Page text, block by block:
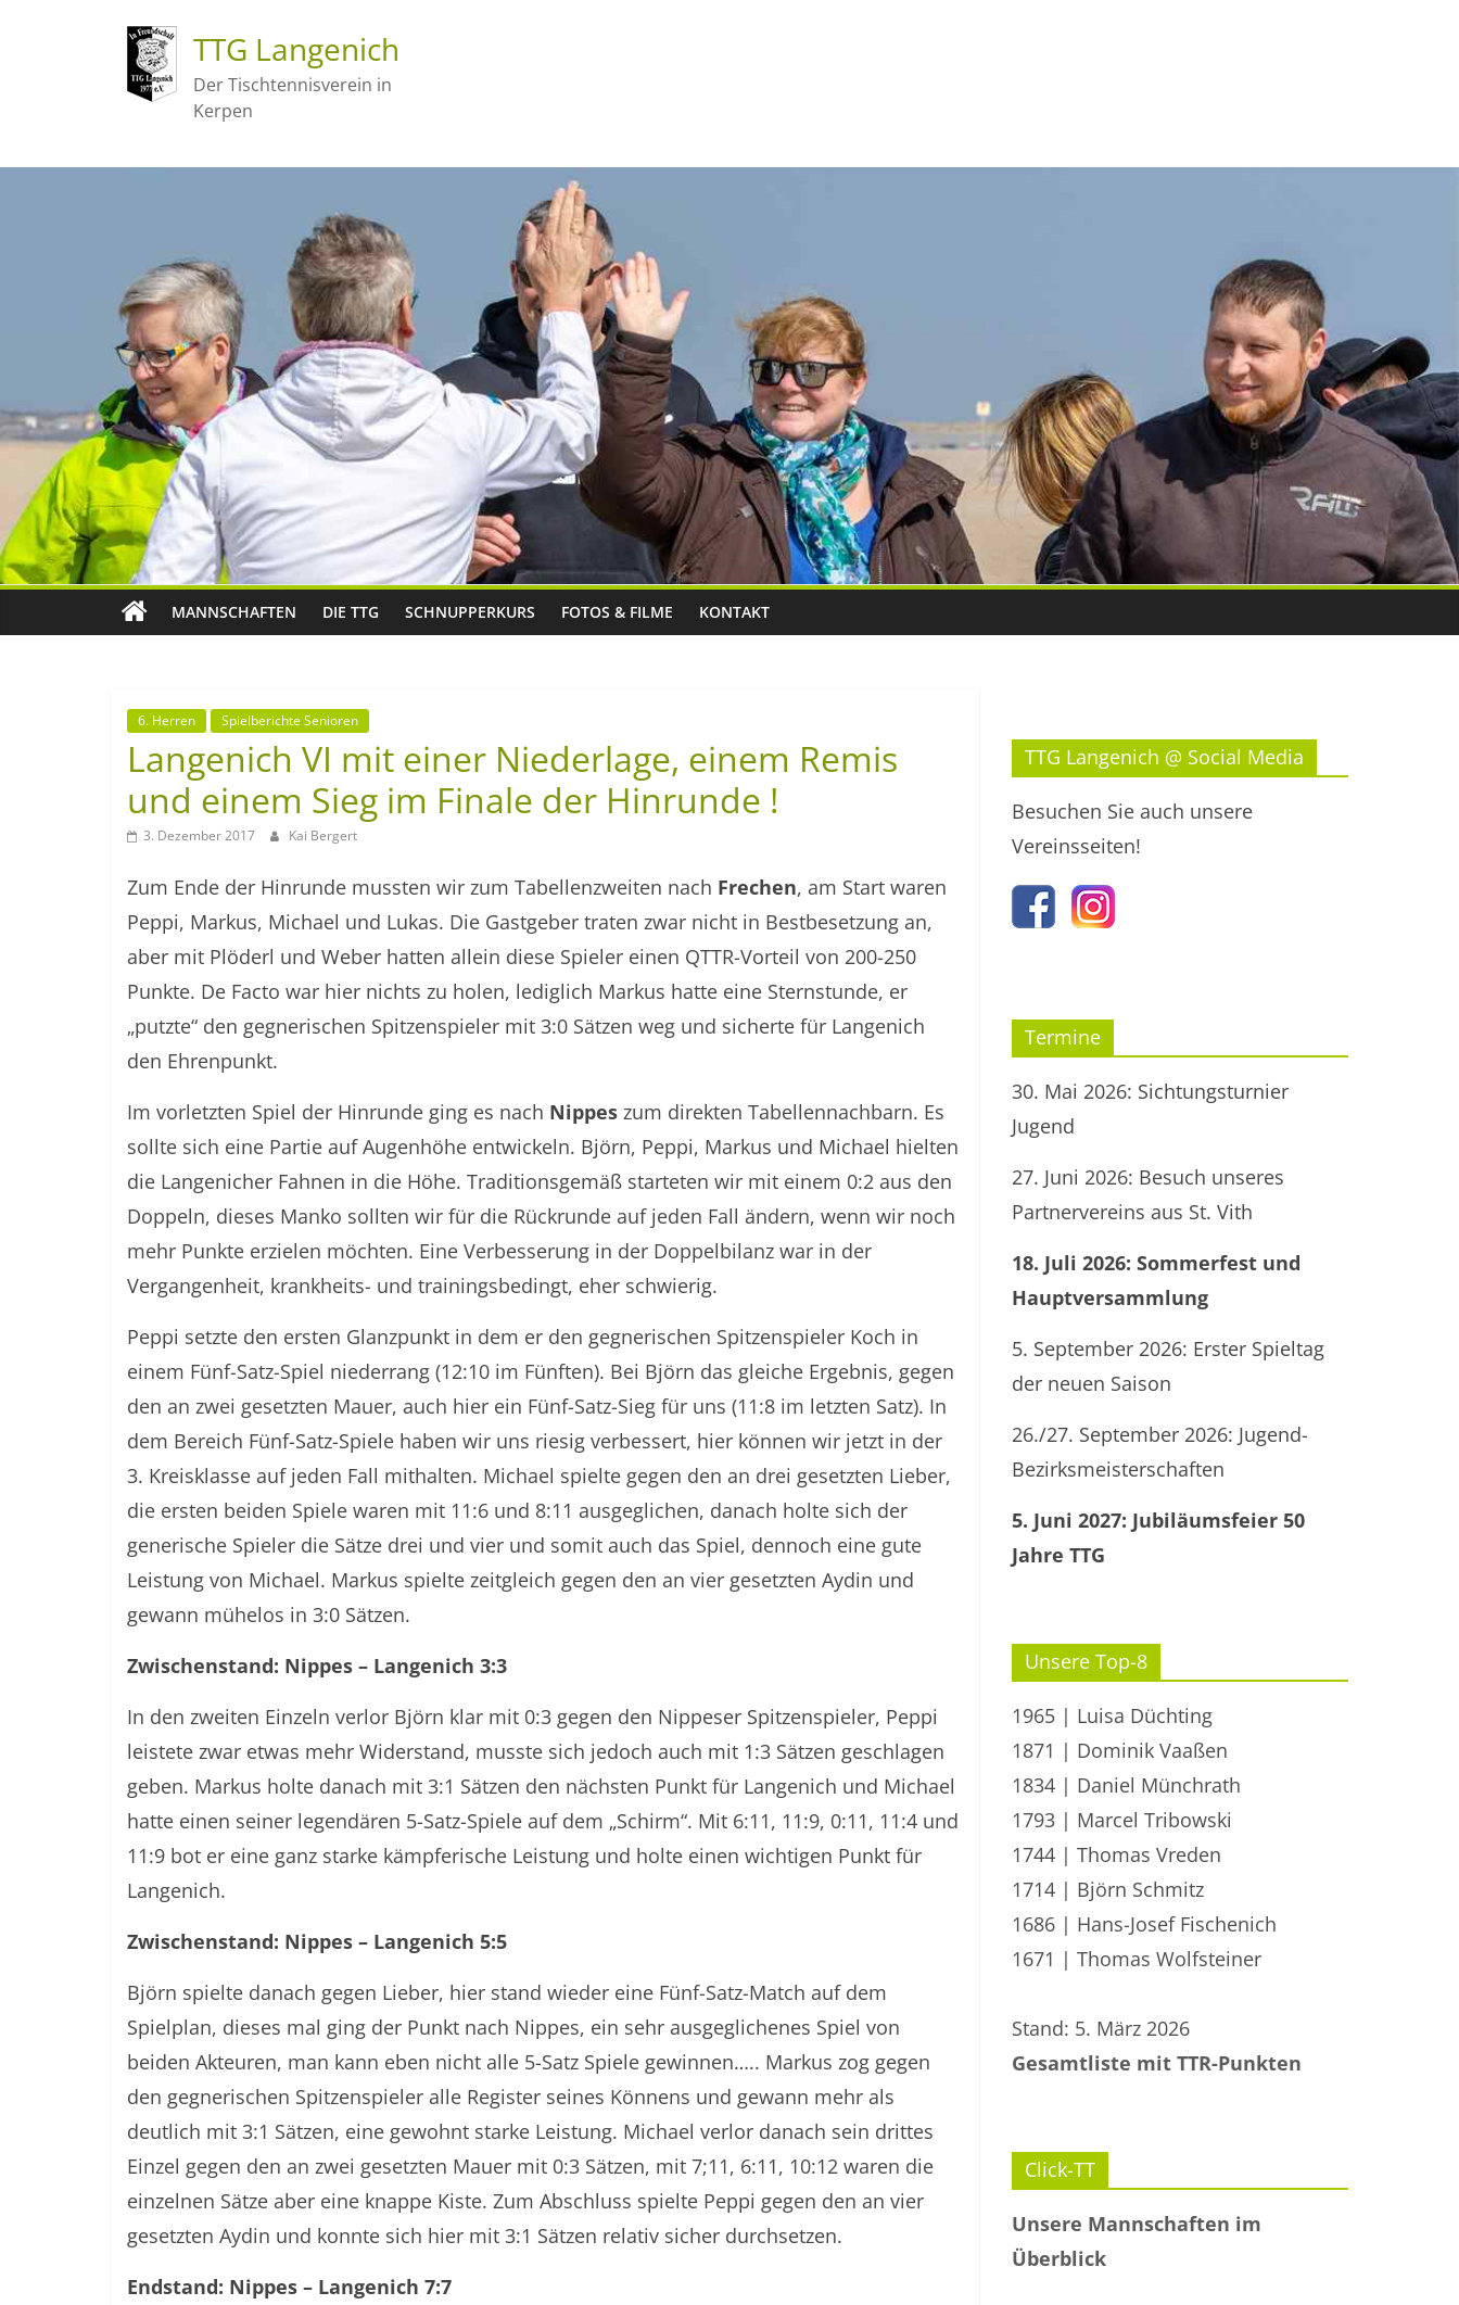
TTG Langenich
Der Tischtennisverein in
Kerpen
MANNSCHAFTEN DIE TTG SCHNUPPERKURS FOTOS & FILME KONTAKT
6. Herren Spielberichte Senioren
Langenich VI mit einer Niederlage, einem Remis
und einem Sieg im Finale der Hinrunde !
3. Dezember 2017 Kai Bergert
Zum Ende der Hinrunde mussten wir zum Tabellenzweiten nach Frechen, am Start waren
Peppi, Markus, Michael und Lukas. Die Gastgeber traten zwar nicht in Bestbesetzung an,
aber mit Plöderl und Weber hatten allein diese Spieler einen QTTR-Vorteil von 200-250
Punkte. De Facto war hier nichts zu holen, lediglich Markus hatte eine Sternstunde, er
„putzte“ den gegnerischen Spitzenspieler mit 3:0 Sätzen weg und sicherte für Langenich
den Ehrenpunkt.
Im vorletzten Spiel der Hinrunde ging es nach Nippes zum direkten Tabellennachbarn. Es
sollte sich eine Partie auf Augenhöhe entwickeln. Björn, Peppi, Markus und Michael hielten
die Langenicher Fahnen in die Höhe. Traditionsgemäß starteten wir mit einem 0:2 aus den
Doppeln, dieses Manko sollten wir für die Rückrunde auf jeden Fall ändern, wenn wir noch
mehr Punkte erzielen möchten. Eine Verbesserung in der Doppelbilanz war in der
Vergangenheit, krankheits- und trainingsbedingt, eher schwierig.
Peppi setzte den ersten Glanzpunkt in dem er den gegnerischen Spitzenspieler Koch in
einem Fünf-Satz-Spiel niederrang (12:10 im Fünften). Bei Björn das gleiche Ergebnis, gegen
den an zwei gesetzten Mauer, auch hier ein Fünf-Satz-Sieg für uns (11:8 im letzten Satz). In
dem Bereich Fünf-Satz-Spiele haben wir uns riesig verbessert, hier können wir jetzt in der
3. Kreisklasse auf jeden Fall mithalten. Michael spielte gegen den an drei gesetzten Lieber,
die ersten beiden Spiele waren mit 11:6 und 8:11 ausgeglichen, danach holte sich der
generische Spieler die Sätze drei und vier und somit auch das Spiel, dennoch eine gute
Leistung von Michael. Markus spielte zeitgleich gegen den an vier gesetzten Aydin und
gewann mühelos in 3:0 Sätzen.
Zwischenstand: Nippes – Langenich 3:3
In den zweiten Einzeln verlor Björn klar mit 0:3 gegen den Nippeser Spitzenspieler, Peppi
leistete zwar etwas mehr Widerstand, musste sich jedoch auch mit 1:3 Sätzen geschlagen
geben. Markus holte danach mit 3:1 Sätzen den nächsten Punkt für Langenich und Michael
hatte einen seiner legendären 5-Satz-Spiele auf dem „Schirm“. Mit 6:11, 11:9, 0:11, 11:4 und
11:9 bot er eine ganz starke kämpferische Leistung und holte einen wichtigen Punkt für
Langenich.
Zwischenstand: Nippes – Langenich 5:5
Björn spielte danach gegen Lieber, hier stand wieder eine Fünf-Satz-Match auf dem
Spielplan, dieses mal ging der Punkt nach Nippes, ein sehr ausgeglichenes Spiel von
beiden Akteuren, man kann eben nicht alle 5-Satz Spiele gewinnen….. Markus zog gegen
den gegnerischen Spitzenspieler alle Register seines Könnens und gewann mehr als
deutlich mit 3:1 Sätzen, eine gewohnt starke Leistung. Michael verlor danach sein drittes
Einzel gegen den an zwei gesetzten Mauer mit 0:3 Sätzen, mit 7;11, 6:11, 10:12 waren die
einzelnen Sätze aber eine knappe Kiste. Zum Abschluss spielte Peppi gegen den an vier
gesetzten Aydin und konnte sich hier mit 3:1 Sätzen relativ sicher durchsetzen.
Endstand: Nippes – Langenich 7:7
TTG Langenich @ Social Media
Besuchen Sie auch unsere
Vereinsseiten!
Termine
30. Mai 2026: Sichtungsturnier
Jugend
27. Juni 2026: Besuch unseres
Partnervereins aus St. Vith
18. Juli 2026: Sommerfest und
Hauptversammlung
5. September 2026: Erster Spieltag
der neuen Saison
26./27. September 2026: Jugend-
Bezirksmeisterschaften
5. Juni 2027: Jubiläumsfeier 50
Jahre TTG
Unsere Top-8
1965 | Luisa Düchting
1871 | Dominik Vaaßen
1834 | Daniel Münchrath
1793 | Marcel Tribowski
1744 | Thomas Vreden
1714 | Björn Schmitz
1686 | Hans-Josef Fischenich
1671 | Thomas Wolfsteiner
Stand: 5. März 2026
Gesamtliste mit TTR-Punkten
Click-TT
Unsere Mannschaften im
Überblick